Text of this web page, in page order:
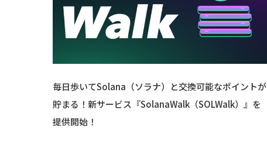
毎日歩いてSolana（ソラナ）と交換可能なポイントが
貯まる！新サービス『SolanaWalk（SOLWalk）』を
提供開始！